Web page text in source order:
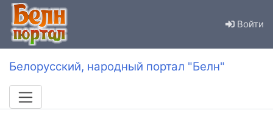
Войти
Белорусский, народный портал "Белн"